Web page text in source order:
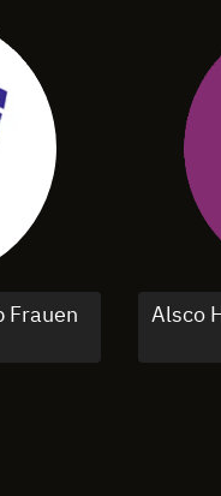
Frauen Alsco